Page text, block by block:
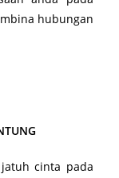
hubungan
cinta pada